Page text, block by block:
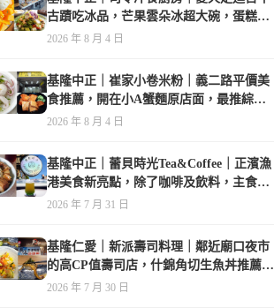
古蹟吃冰品，芒果雲朵冰超大碗，蛋糕、
甜點及炸物都在水準之上
2026 年 8 月 4 日
基隆中正｜崔家小卷米粉｜義二路平價美
食推薦，開在小A蟹麵原店面，最推綜合
海鮮麵
2026 年 8 月 4 日
基隆中正｜蕾貝時光Tea&Coffee｜正濱漁
港美食新亮點，除了咖啡及飲料，主食也
很有特色
2026 年 7 月 31 日
基隆仁愛｜新派壽司料理｜鄰近廟口夜市
的高CP值壽司店，什錦角切生魚丼推薦必
點
2026 年 7 月 30 日